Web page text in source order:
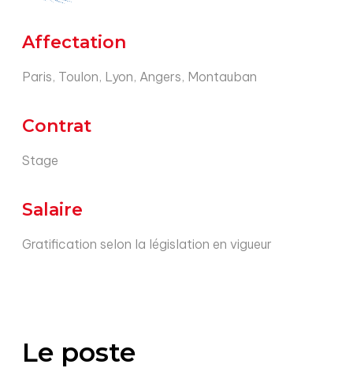
Affectation
Paris, Toulon, Lyon, Angers, Montauban
Contrat
Stage
Salaire
Gratification selon la législation en vigueur
Le poste